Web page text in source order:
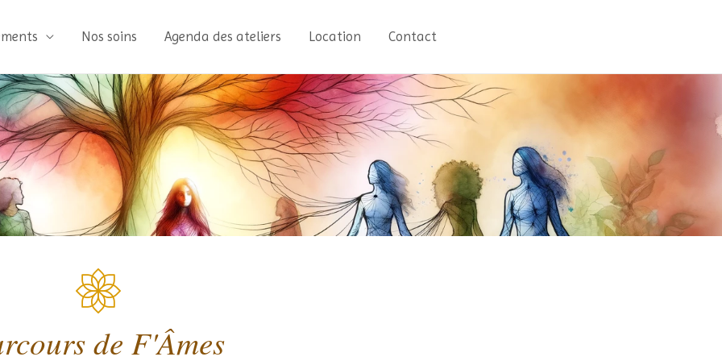
Nos soins Agenda des ateliers Location Contact
de F'Âmes